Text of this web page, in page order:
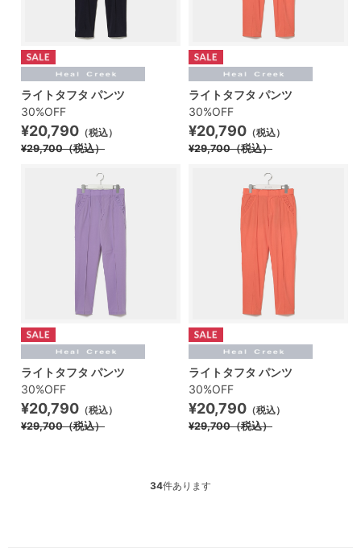
ライトタフタ パンツ
30%OFF
¥20,790 （税込）
¥29,700（税込）
ライトタフタ パンツ
30%OFF
¥20,790 （税込）
¥29,700（税込）
ライトタフタ パンツ
30%OFF
¥20,790 （税込）
¥29,700（税込）
ライトタフタ パンツ
30%OFF
¥20,790 （税込）
¥29,700（税込）
34件あります